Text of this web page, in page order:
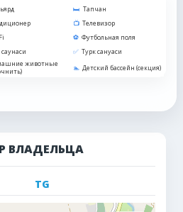
Тапчан
Телевизор
Футбольная поля
Турк сануаси
животные
Детский бассейн (секция)
ВЛАДЕЛЬЦА
TG